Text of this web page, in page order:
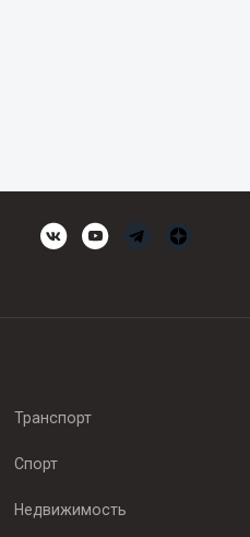
Транспорт
Спорт
Недвижимость